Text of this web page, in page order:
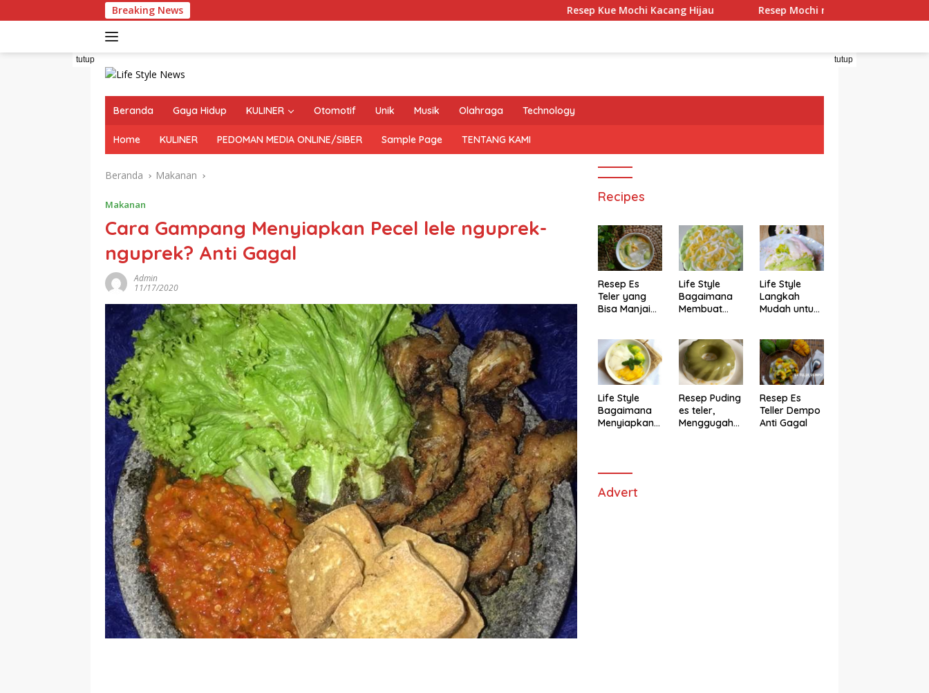
ke
Breaking News Resep Kue Mochi Kacang Hijau Resep Mochi menggo
tutup tutup
Beranda Gaya Hidup KULINER Otomotif Unik Musik Olahraga Technology
Home KULINER PEDOMAN MEDIA ONLINE/SIBER Sample Page TENTANG KAMI
Beranda Makanan
Makanan
Cara Gampang Menyiapkan Pecel lele nguprek-
nguprek? Anti Gagal
Admin
11/17/2020
Recipes
Resep Es
Teler yang
Bisa Manjain
Life Style
Bagaimana
Membuat
Life Style
Langkah
Mudah untuk
Alpukat
Magicom,
Enak Banget
Life Style
Bagaimana
Menyiapkan
Selera
Resep Puding
es teler,
Menggugah
Resep Es
Teller Dempo
Anti Gagal
Advert